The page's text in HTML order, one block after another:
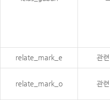
relate_mark_e 관
relate_mark_o 관